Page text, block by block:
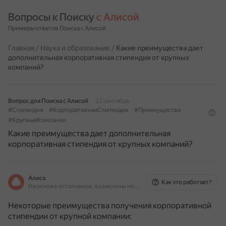
Вопросы к Поиску с Алисой
Примеры ответов Поиска с Алисой
Главная / Наука и образование / Какие преимущества дает
дополнительная корпоративная стипендия от крупных
компаний?
Вопрос для Поиска с Алисой
22 сентября
#Стипендия
#КорпоративнаяСтипендия
#Преимущества
#КрупныеКомпании
Какие преимущества дает дополнительная
корпоративная стипендия от крупных компаний?
Алиса
На основе источников, возможны неточности
Как это работает?
Некоторые преимущества получения корпоративной
стипендии от крупной компании: